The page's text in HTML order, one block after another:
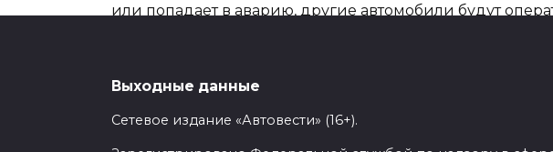
или попадает в аварию, другие автомобили будут
разгружая уличный трафик.
Технология Car-to-X войдет в состав спецпакета Drive
Выходные данные
Сетевое издание «Автовести» (16+).